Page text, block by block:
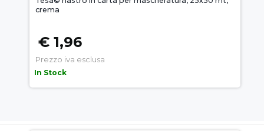
crema
€ 1,96
Prezzo iva esclusa
In Stock